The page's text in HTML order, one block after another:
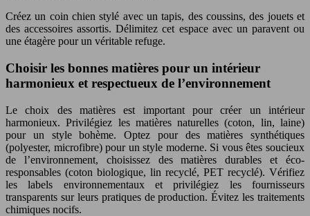
Créez un coin chien stylé avec un tapis, des coussins, des jouets et
des accessoires assortis. Délimitez cet espace avec un paravent ou
une étagère pour un véritable refuge.
Choisir les bonnes matières pour un intérieur
harmonieux et respectueux de l’environnement
Le choix des matières est important pour créer un intérieur
harmonieux. Privilégiez les matières naturelles (coton, lin, laine)
pour un style bohème. Optez pour des matières synthétiques
(polyester, microfibre) pour un style moderne. Si vous êtes soucieux
de l’environnement, choisissez des matières durables et éco-
responsables (coton biologique, lin recyclé, PET recyclé). Vérifiez
les labels environnementaux et privilégiez les fournisseurs
transparents sur leurs pratiques de production. Évitez les traitements
chimiques nocifs.